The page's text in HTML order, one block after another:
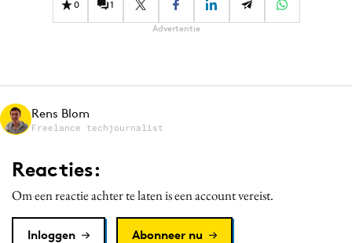
Programmatic
Purpose Marketing
0 1
Advertentie
Rens Blom
Freelance techjournalist
Reacties:
Om een reactie achter te laten is een account vereist.
Inloggen
Abonneer nu